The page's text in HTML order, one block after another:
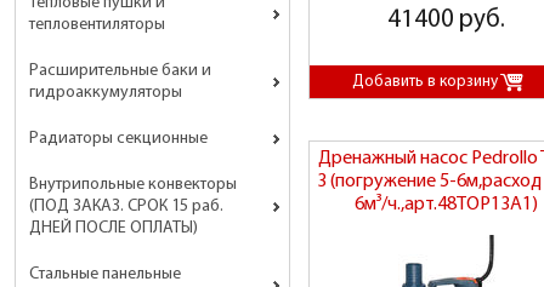
тепловентиляторы
Расширительные баки и
гидроаккумуляторы
Радиаторы секционные
Внутрипольные конвекторы
(ПОД ЗАКАЗ. СРОК 15 раб.
ДНЕЙ ПОСЛЕ ОПЛАТЫ)
Стальные панельные
41400 руб.
Дренажный насос Pedrollo
3 (погружение 5-6м,расход
6м³/ч.,арт.48TOP13A1)